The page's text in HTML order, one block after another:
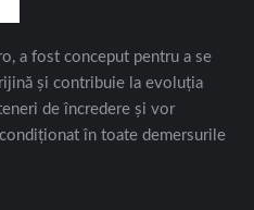
a fost conceput pentru a se
și contribuie la evoluția
de încredere și vor
în toate demersurile